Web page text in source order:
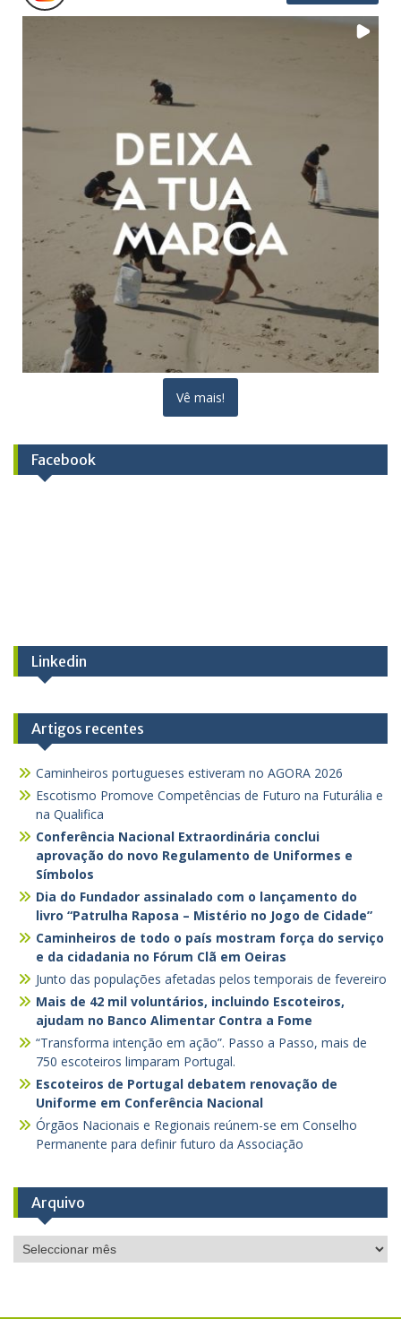
Vê mais!
Facebook
Linkedin
Artigos recentes
Caminheiros portugueses estiveram no AGORA 2026
Escotismo Promove Competências de Futuro na Futurália e
na Qualifica
Conferência Nacional Extraordinária conclui
aprovação do novo Regulamento de Uniformes e
Símbolos
Dia do Fundador assinalado com o lançamento do
livro “Patrulha Raposa – Mistério no Jogo de Cidade”
Caminheiros de todo o país mostram força do serviço
e da cidadania no Fórum Clã em Oeiras
Junto das populações afetadas pelos temporais de fevereiro
Mais de 42 mil voluntários, incluindo Escoteiros,
ajudam no Banco Alimentar Contra a Fome
“Transforma intenção em ação”. Passo a Passo, mais de
750 escoteiros limparam Portugal.
Escoteiros de Portugal debatem renovação de
Uniforme em Conferência Nacional
Órgãos Nacionais e Regionais reúnem-se em Conselho
Permanente para definir futuro da Associação
Arquivo
Arquivo